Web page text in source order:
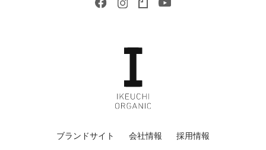
ブランドサイト 会社情報 採用情報